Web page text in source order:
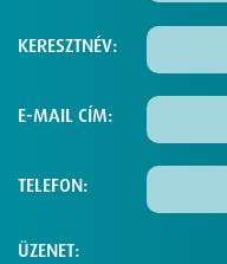
KERESZTNÉV:
E-MAIL CÍM:
TELEFON:
ÜZENET: